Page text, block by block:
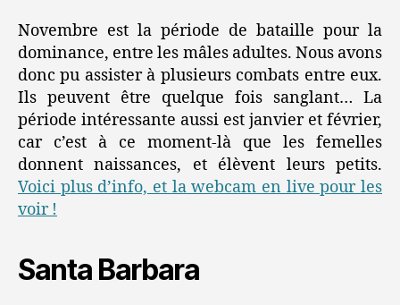
Novembre est la période de bataille pour la
dominance, entre les mâles adultes. Nous avons
donc pu assister à plusieurs combats entre eux.
Ils peuvent être quelque fois sanglant… La
période intéressante aussi est janvier et février,
car c’est à ce moment-là que les femelles
donnent naissances, et élèvent leurs petits.
Voici plus d’info, et la webcam en live pour les
voir !
Santa Barbara